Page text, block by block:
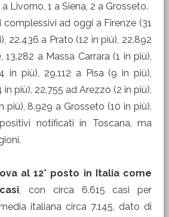
Livorno, 1 a Siena, 2 a Grosseto.
ad oggi a Firenze (31
22.436 a Prato (12 in più), 22.892
13.282 a Massa Carrara (1 in più),
in più), 29.112 a Pisa (9 in più),
più), 22.755 ad Arezzo (2 in più),
più), 8.929 a Grosseto (10 in più).
notificati in Toscana, ma
al 12° posto in Italia come
, con circa 6.615 casi per
italiana circa 7.145, dato di